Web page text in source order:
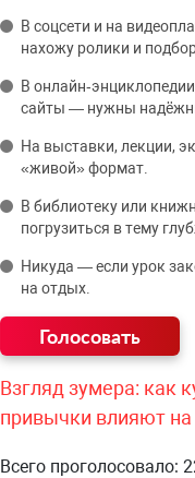
В соцсети и на
нахожу ролики и
В
сайты — нужны
На выставки, лекции,
«живой» формат.
В библиотеку или
погрузиться в тему
Никуда — если урок
на отдых.
Взгляд зумера: как
привычки влияют на
Всего проголосовало: